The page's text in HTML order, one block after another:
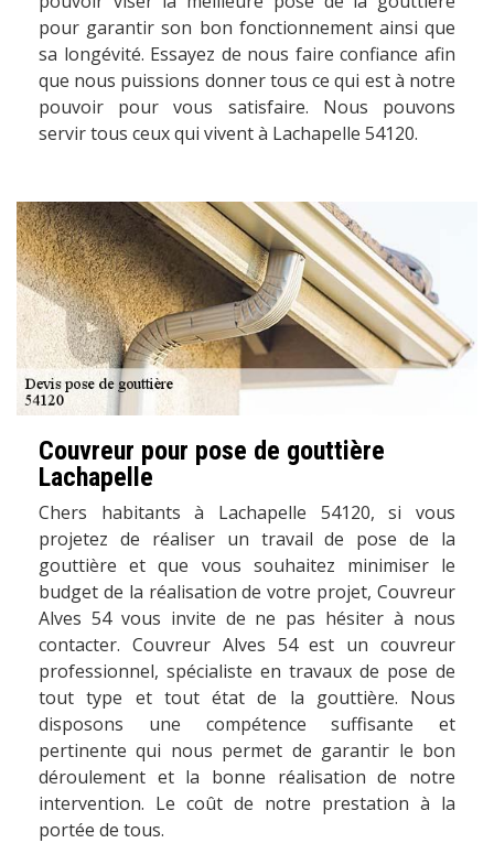
pour garantir son bon fonctionnement ainsi que
sa longévité. Essayez de nous faire confiance afin
que nous puissions donner tous ce qui est à notre
pouvoir pour vous satisfaire. Nous pouvons
servir tous ceux qui vivent à Lachapelle 54120.
Couvreur pour pose de gouttière
Lachapelle
Chers habitants à Lachapelle 54120, si vous
projetez de réaliser un travail de pose de la
gouttière et que vous souhaitez minimiser le
budget de la réalisation de votre projet, Couvreur
Alves 54 vous invite de ne pas hésiter à nous
contacter. Couvreur Alves 54 est un couvreur
professionnel, spécialiste en travaux de pose de
tout type et tout état de la gouttière. Nous
disposons une compétence suffisante et
pertinente qui nous permet de garantir le bon
déroulement et la bonne réalisation de notre
intervention. Le coût de notre prestation à la
portée de tous.